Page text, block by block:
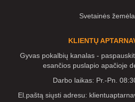
Svetainės
KLIENTŲ
Gyvas pokalbių kanalas -
esančios puslapio apačioje
Darbo laikas: Pr.-Pn.
El.paštą siųsti adresu: